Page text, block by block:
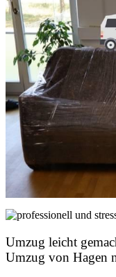
Umzug leicht
Umzug von Hagen